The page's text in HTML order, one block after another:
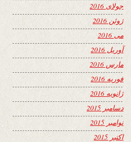
جولای 2016
ژوئن 2016
می 2016
آوریل 2016
مارس 2016
فوریه 2016
ژانویه 2016
دسامبر 2015
نوامبر 2015
اکتبر 2015